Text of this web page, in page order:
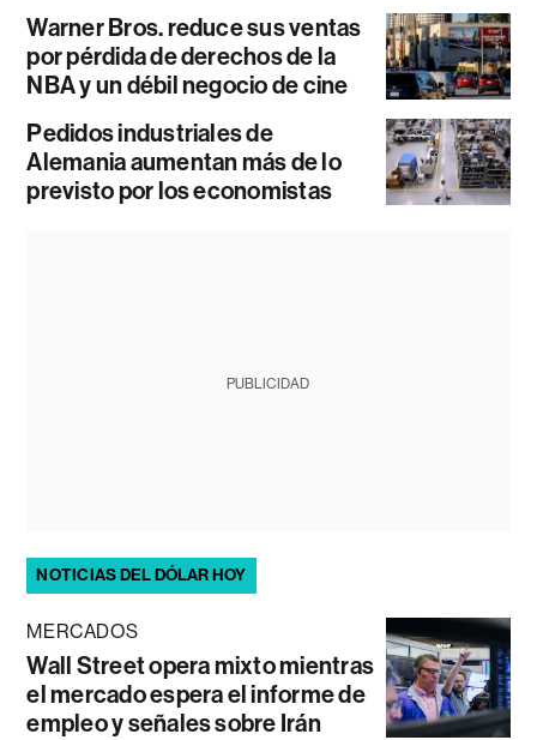
Warner Bros. reduce sus ventas
por pérdida de derechos de la
NBA y un débil negocio de cine
Pedidos industriales de
Alemania aumentan más de lo
previsto por los economistas
PUBLICIDAD
NOTICIAS DEL DÓLAR HOY
MERCADOS
Wall Street opera mixto mientras
el mercado espera el informe de
empleo y señales sobre Irán